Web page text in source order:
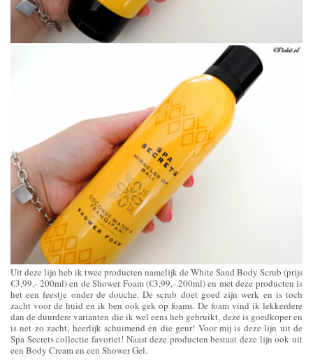
Uit deze lijn heb ik twee producten namelijk de White Sand Body Scrub (prijs
€3,99,- 200ml) en de Shower Foam (€3,99,- 200ml) en met deze producten is
het een feestje onder de douche. De scrub doet goed zijn werk en is toch
zacht voor de huid en ik ben ook gek op foams. De foam vind ik lekkerdere
dan de duurdere varianten die ik wel eens heb gebruikt, deze is goedkoper en
is net zo zacht, heerlijk schuimend en die geur! Voor mij is deze lijn uit de
Spa Secrets collectie favoriet! Naast deze producten bestaat deze lijn ook uit
een Body Cream en een Shower Gel.